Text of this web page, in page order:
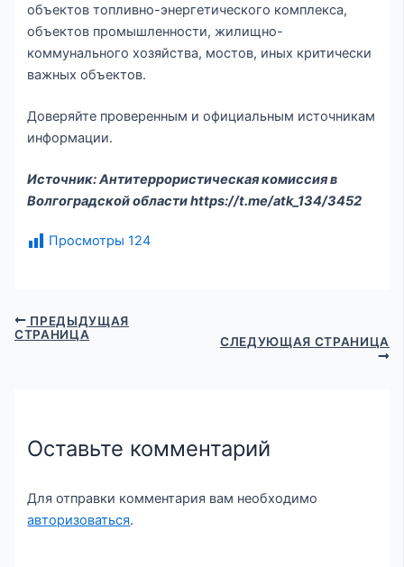
объектов топливно-энергетического комплекса,
объектов промышленности, жилищно-
коммунального хозяйства, мостов, иных критически
важных объектов.
Доверяйте проверенным и официальным источникам
информации.
Источник: Антитеррористическая комиссия в
Волгоградской области https://t.me/atk_134/3452
Просмотры 124
ПРЕДЫДУЩАЯ
СТРАНИЦА
СЛЕДУЮЩАЯ СТРАНИЦА
Оставьте комментарий
Для отправки комментария вам необходимо
авторизоваться.